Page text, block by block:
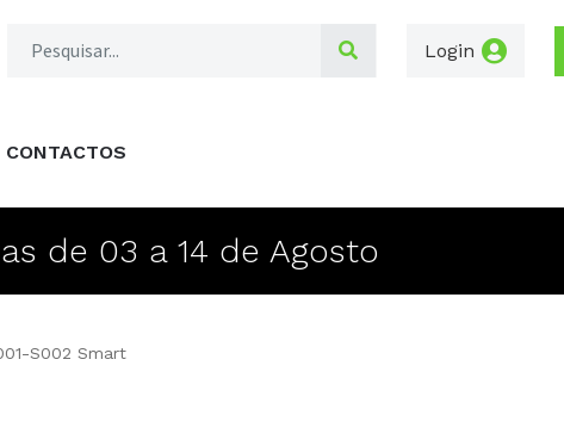
Login
CONTACTOS
de 03 a 14 de Agosto
S002 Smart